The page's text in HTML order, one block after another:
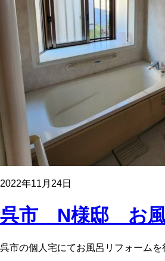
2022年11月24日
呉市 N様邸 お風
呉市の個人宅にてお風呂リフォーム